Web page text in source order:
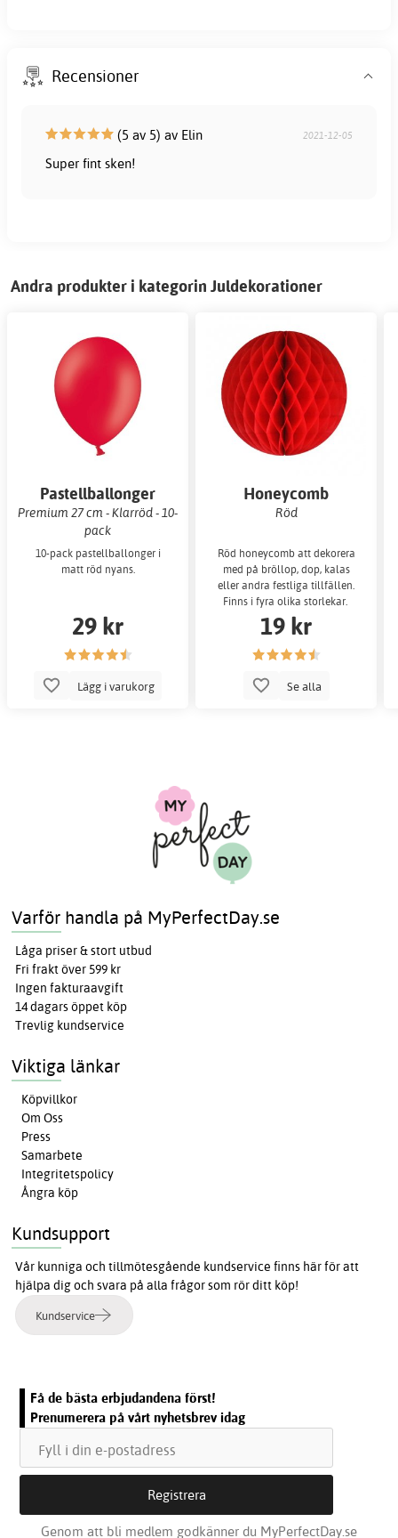
Recensioner
(5 av 5) av Elin 2021-12-05
Super fint sken!
Andra produkter i kategorin Juldekorationer
Pastellballonger
Premium 27 cm - Klarröd - 10-
pack
10-pack pastellballonger i
matt röd nyans.
29 kr
Lägg i varukorg
Honeycomb
Röd
Röd honeycomb att dekorera
med på bröllop, dop, kalas
eller andra festliga tillfällen.
Finns i fyra olika storlekar.
19 kr
Se alla
Varför handla på MyPerfectDay.se
Låga priser & stort utbud
Fri frakt över 599 kr
Ingen fakturaavgift
14 dagars öppet köp
Trevlig kundservice
Viktiga länkar
Köpvillkor
Om Oss
Press
Samarbete
Integritetspolicy
Ångra köp
Kundsupport
Vår kunniga och tillmötesgående kundservice finns här för att
hjälpa dig och svara på alla frågor som rör ditt köp!
Kundservice
Få de bästa erbjudandena först!
Prenumerera på vårt nyhetsbrev idag
Genom att bli medlem godkänner du MyPerfectDay.se